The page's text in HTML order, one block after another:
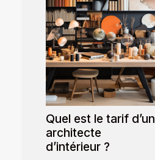
Quel est le tarif d’un
architecte
d’intérieur ?